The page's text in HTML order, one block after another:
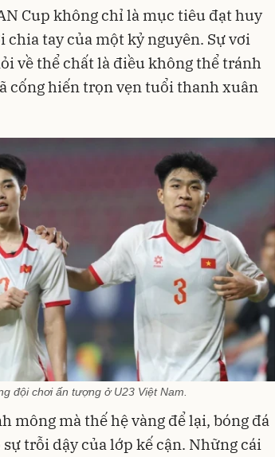
Cup không chỉ là mục tiêu đạt huy
chia tay của một kỷ nguyên. Sự vơi
về thể chất là điều không thể tránh
cống hiến trọn vẹn tuổi thanh xuân
đội chơi ấn tượng ở U23 Việt Nam.
mông mà thế hệ vàng để lại, bóng đá
trỗi dậy của lớp kế cận. Những cái